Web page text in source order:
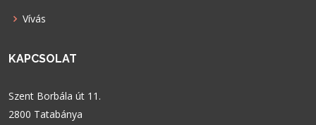
Vívás
KAPCSOLAT
Szent Borbála út 11.
2800 Tatabánya